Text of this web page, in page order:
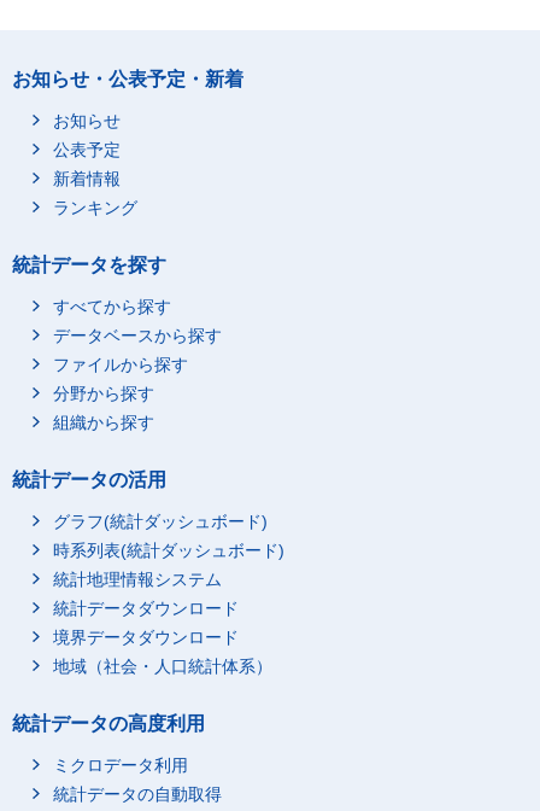
お知らせ・公表予定・新着
お知らせ
公表予定
新着情報
ランキング
統計データを探す
すべてから探す
データベースから探す
ファイルから探す
分野から探す
組織から探す
統計データの活用
グラフ(統計ダッシュボード)
時系列表(統計ダッシュボード)
統計地理情報システム
統計データダウンロード
境界データダウンロード
地域（社会・人口統計体系）
統計データの高度利用
ミクロデータ利用
統計データの自動取得